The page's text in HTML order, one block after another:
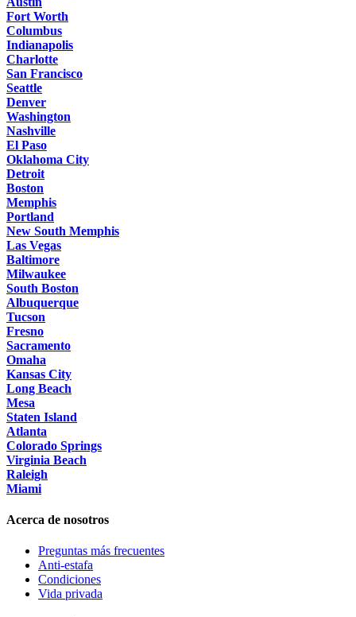
Fort Worth
Columbus
Indianapolis
Charlotte
San Francisco
Seattle
Denver
Washington
Nashville
El Paso
Oklahoma City
Detroit
Boston
Memphis
Portland
New South Memphis
Las Vegas
Baltimore
Milwaukee
South Boston
Albuquerque
Tucson
Fresno
Sacramento
Omaha
Kansas City
Long Beach
Mesa
Staten Island
Atlanta
Colorado Springs
Virginia Beach
Raleigh
Miami
Acerca de nosotros
Preguntas más frecuentes
Anti-estafa
Condiciones
Vida privada